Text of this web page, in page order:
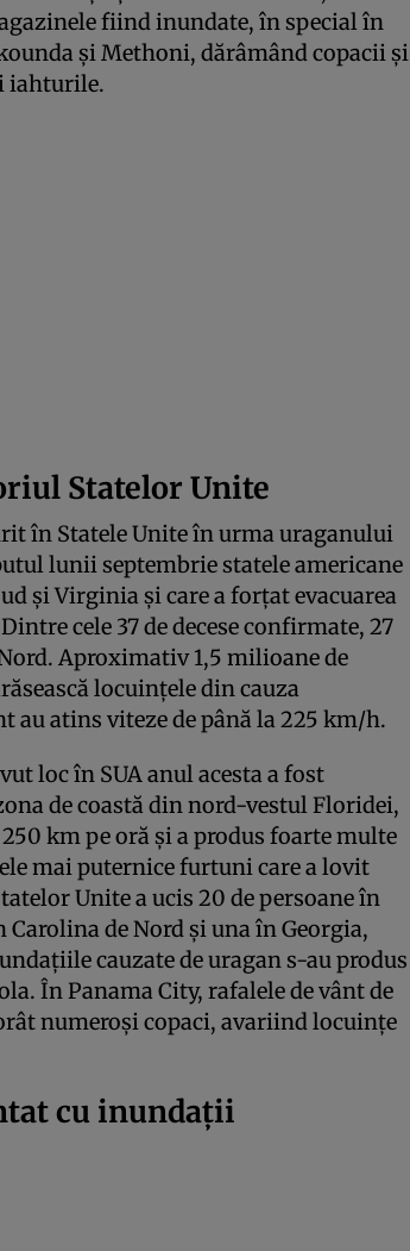
fiind inundate, în special în
şi Methoni, dărâmând copacii şi
iahturile.
Statelor Unite
în Statele Unite în urma uraganului
lunii septembrie statele americane
şi Virginia şi care a forţat evacuarea
cele 37 de decese confirmate, 27
Aproximativ 1,5 milioane de
locuinţele din cauza
au atins viteze de până la 225 km/h.
loc în SUA anul acesta a fost
de coastă din nord-vestul Floridei,
km pe oră şi a produs foarte multe
mai puternice furtuni care a lovit
Unite a ucis 20 de persoane în
de Nord şi una în Georgia,
cauzate de uragan s-au produs
În Panama City, rafalele de vânt de
numeroşi copaci, avariind locuinţe
cu inundaţii